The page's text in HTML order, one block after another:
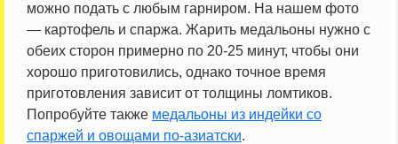
можно подать с любым гарниром. На нашем фото
— картофель и спаржа. Жарить медальоны нужно с
обеих сторон примерно по 20-25 минут, чтобы они
хорошо приготовились, однако точное время
приготовления зависит от толщины ломтиков.
Попробуйте также медальоны из индейки со
спаржей и овощами по-азиатски.